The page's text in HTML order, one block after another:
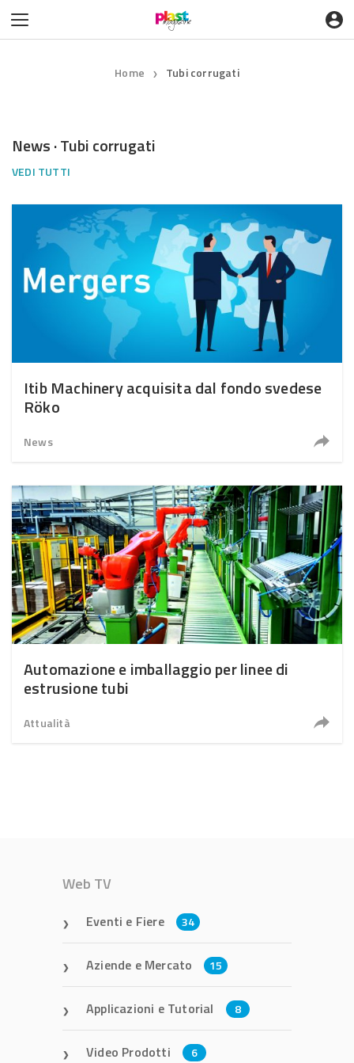
Home ❯ Tubi corrugati
News · Tubi corrugati
VEDI TUTTI
Itib Machinery acquisita dal fondo svedese
Röko
News
Automazione e imballaggio per linee di
estrusione tubi
Attualità
Web TV
Eventi e Fiere 34
Aziende e Mercato 15
Applicazioni e Tutorial 8
Video Prodotti 6